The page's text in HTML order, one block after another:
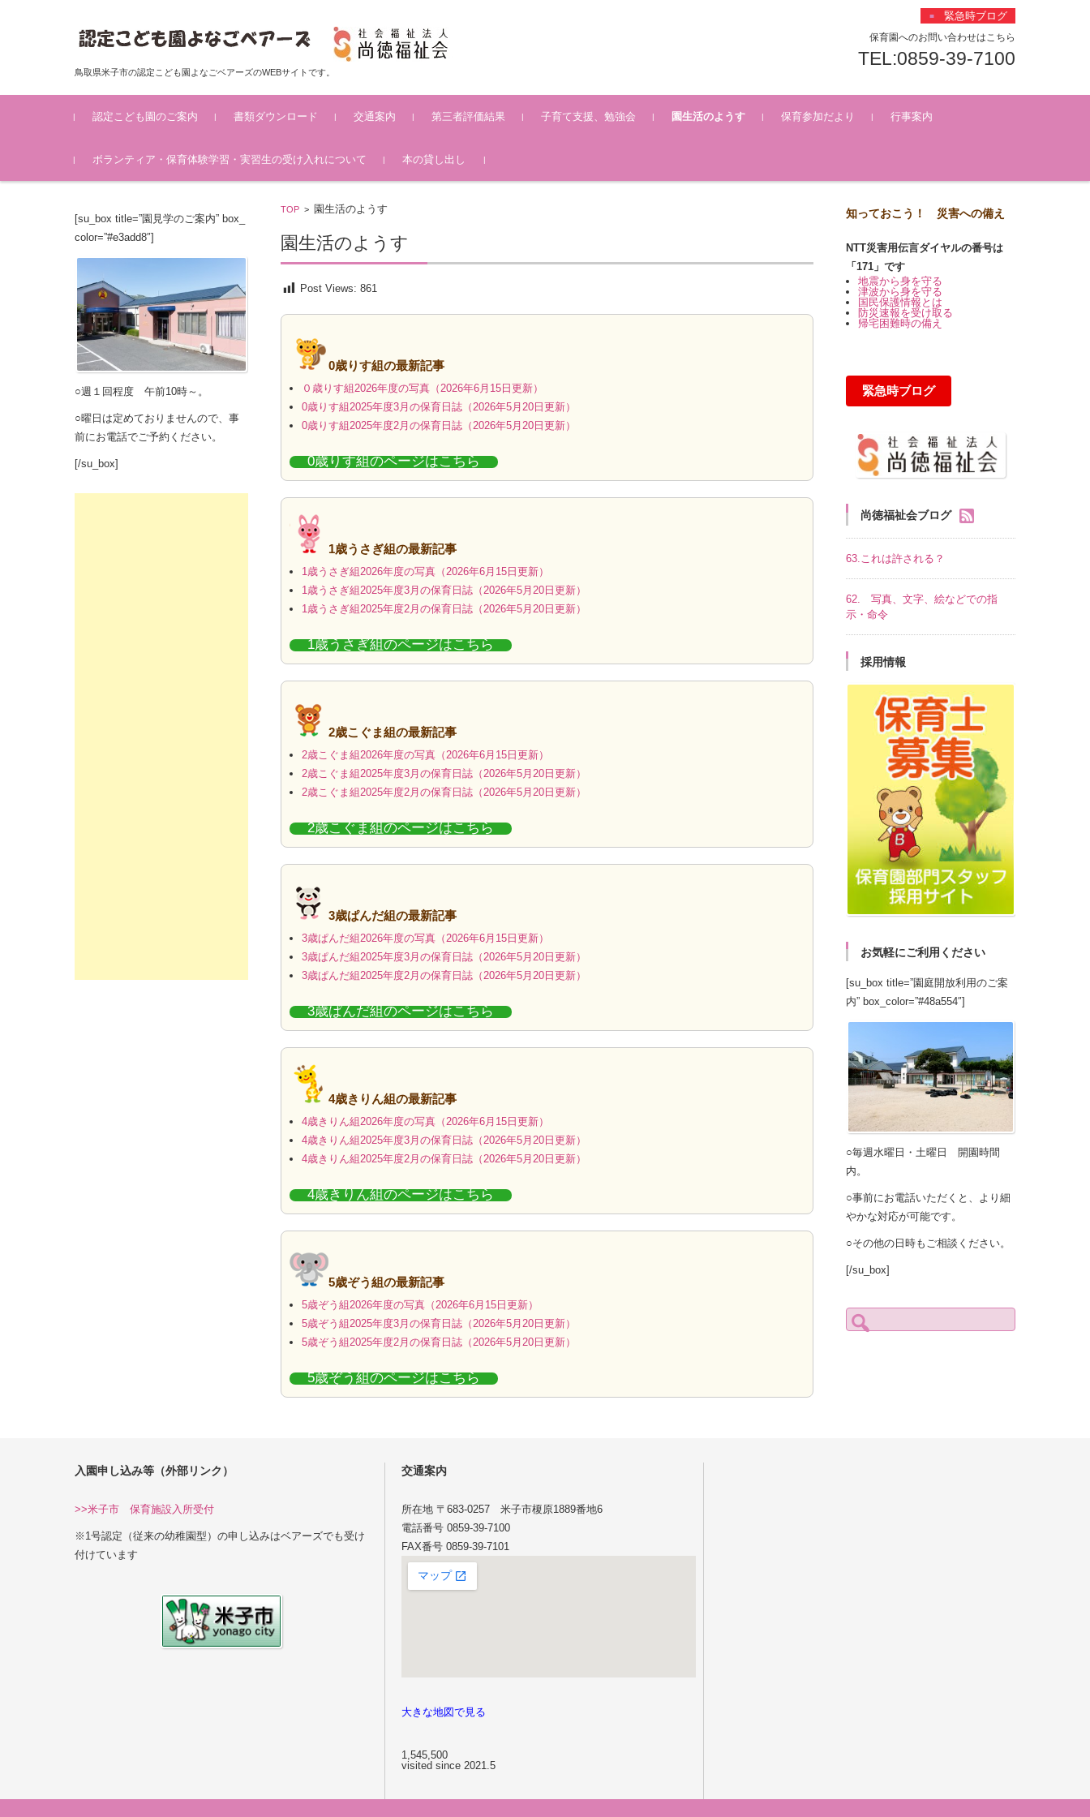
鳥取県米子市の認定こども園よなごベアーズのWEBサイトです。
緊急時ブログ
保育園へのお問い合わせはこちら
TEL:0859-39-7100
コンテンツに移動
認定こども園のご案内
認定こども園概要
認定こども園ベアーズの特
保育所保育指針について
認定こども園ベアーズのし
書類ダウンロード 交通案内 第三者評価結果 子育て支援、勉強会 園生活のようす 保育参加だより 行事案内
ボランティア・保育体験学習・実習生の受け入れについて 本の貸し出し
TOP > 園生活のようす
園生活のようす
Post Views: 861
0歳りす組の最新記事
０歳りす組2026年度の写真（2026年6月15日更新）
0歳りす組2025年度3月の保育日誌（2026年5月20日更新）
0歳りす組2025年度2月の保育日誌（2026年5月20日更新）
0歳りす組のページはこちら
1歳うさぎ組の最新記事
1歳うさぎ組2026年度の写真（2026年6月15日更新）
1歳うさぎ組2025年度3月の保育日誌（2026年5月20日更新）
1歳うさぎ組2025年度2月の保育日誌（2026年5月20日更新）
1歳うさぎ組のページはこちら
2歳こぐま組の最新記事
2歳こぐま組2026年度の写真（2026年6月15日更新）
2歳こぐま組2025年度3月の保育日誌（2026年5月20日更新）
2歳こぐま組2025年度2月の保育日誌（2026年5月20日更新）
2歳こぐま組のページはこちら
3歳ぱんだ組の最新記事
3歳ぱんだ組2026年度の写真（2026年6月15日更新）
3歳ぱんだ組2025年度3月の保育日誌（2026年5月20日更新）
3歳ぱんだ組2025年度2月の保育日誌（2026年5月20日更新）
3歳ぱんだ組のページはこちら
4歳きりん組の最新記事
4歳きりん組2026年度の写真（2026年6月15日更新）
4歳きりん組2025年度3月の保育日誌（2026年5月20日更新）
4歳きりん組2025年度2月の保育日誌（2026年5月20日更新）
4歳きりん組のページはこちら
5歳ぞう組の最新記事
5歳ぞう組2026年度の写真（2026年6月15日更新）
5歳ぞう組2025年度3月の保育日誌（2026年5月20日更新）
5歳ぞう組2025年度2月の保育日誌（2026年5月20日更新）
5歳ぞう組のページはこちら
[su_box title=”園見学のご案内” box_
color=”#e3add8″]
○週１回程度 午前10時～。
○曜日は定めておりませんので、事
前にお電話でご予約ください。
[/su_box]
知っておこう！ 災害への備え
NTT災害用伝言ダイヤルの番号は
「171」です
地震から身を守る
津波から身を守る
国民保護情報とは
防災速報を受け取る
帰宅困難時の備え
緊急時ブログ
尚徳福祉会ブログ
63.これは許される？
62. 写真、文字、絵などでの指
示・命令
採用情報
お気軽にご利用ください
[su_box title=”園庭開放利用のご案
内” box_color=”#48a554″]
○毎週水曜日・土曜日 開園時間
内。
○事前にお電話いただくと、より細
やかな対応が可能です。
○その他の日時もご相談ください。
[/su_box]
検
索:
入園申し込み等（外部リンク）
>>米子市 保育施設入所受付
※1号認定（従来の幼稚園型）の申し込みはベアーズでも受け
付けています
交通案内
所在地 〒683-0257 米子市榎原1889番地6
電話番号 0859-39-7100
FAX番号 0859-39-7101
大きな地図で見る
1,545,500
visited since 2021.5